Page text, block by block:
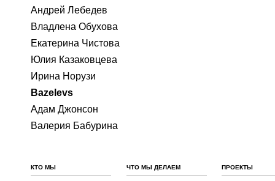
Андрей Лебедев
Владлена Обухова
Екатерина Чистова
Юлия Казаковцева
Ирина Норузи
Bazelevs
Адам Джонсон
Валерия Бабурина
КТО МЫ ЧТО МЫ ДЕЛАЕМ ПРОЕКТЫ